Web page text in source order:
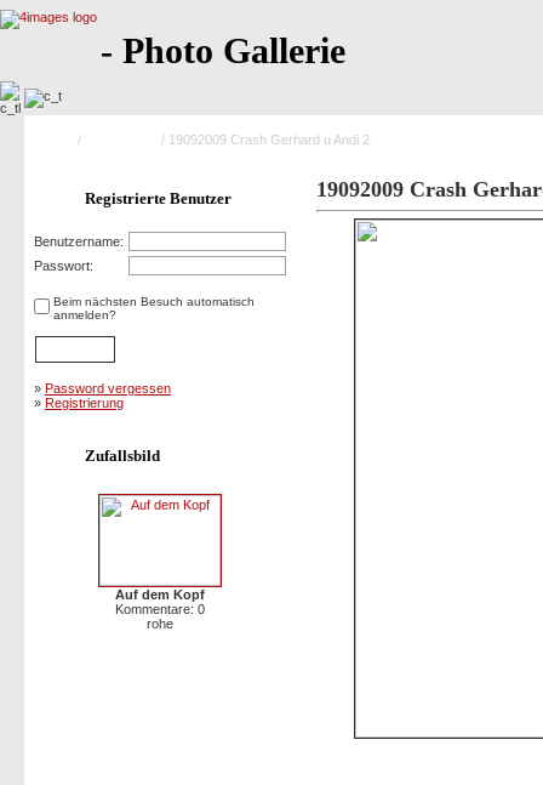
- Photo Gallerie
/ / 19092009 Crash Gerhard u Andi 2
Registrierte Benutzer
Benutzername:
Passwort:
Beim nächsten Besuch automatisch
anmelden?
» Password vergessen
» Registrierung
Zufallsbild
Auf dem Kopf
Kommentare: 0
rohe
19092009 Crash